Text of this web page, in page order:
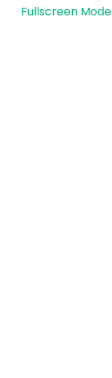
Fullscreen Mode